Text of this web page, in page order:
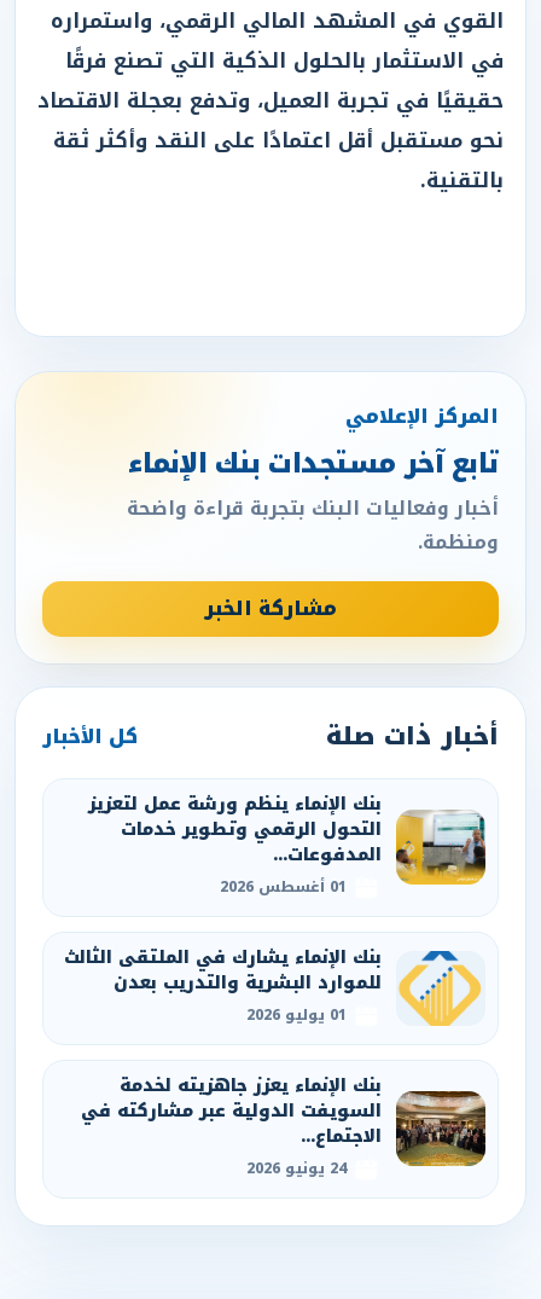
القوي في المشهد المالي الرقمي، واستمراره
في الاستثمار بالحلول الذكية التي تصنع فرقًا
حقيقيًا في تجربة العميل، وتدفع بعجلة الاقتصاد
نحو مستقبل أقل اعتمادًا على النقد وأكثر ثقة
بالتقنية.
المركز الإعلامي
تابع آخر مستجدات بنك الإنماء
أخبار وفعاليات البنك بتجربة قراءة واضحة
ومنظمة.
مشاركة الخبر
أخبار ذات صلة كل الأخبار
بنك الإنماء ينظم ورشة عمل لتعزيز
التحول الرقمي وتطوير خدمات
المدفوعات...
بنك الإنماء يشارك في الملتقى الثالث
للموارد البشرية والتدريب بعدن
بنك الإنماء يعزز جاهزيته لخدمة
السويفت الدولية عبر مشاركته في
الاجتماع...
24 يونيو 2026